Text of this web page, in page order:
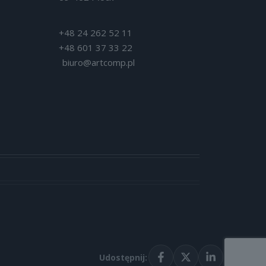
+48 24 262 52 11
+48 601 37 33 22
biuro@artcomp.pl
Udostępnij: